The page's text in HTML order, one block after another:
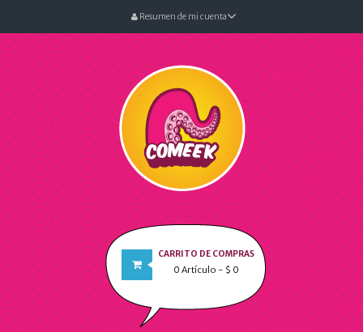
Resumen de mi cuenta
CARRITO DE COMPRAS
0 Artículo - $ 0